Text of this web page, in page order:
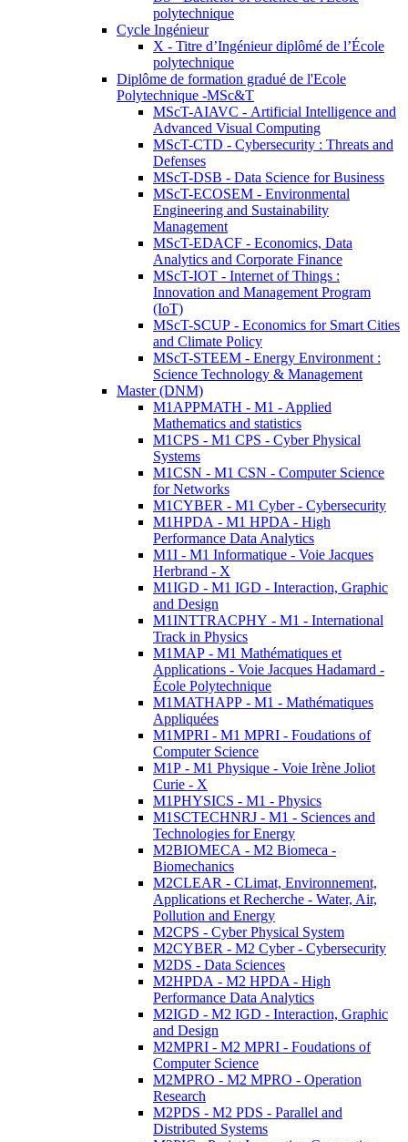
polytechnique
Cycle Ingénieur
X - Titre d’Ingénieur diplômé de l’École
polytechnique
Diplôme de formation gradué de l'Ecole
Polytechnique -MSc&T
MScT-AIAVC - Artificial Intelligence and
Advanced Visual Computing
MScT-CTD - Cybersecurity : Threats and
Defenses
MScT-DSB - Data Science for Business
MScT-ECOSEM - Environmental
Engineering and Sustainability
Management
MScT-EDACF - Economics, Data
Analytics and Corporate Finance
MScT-IOT - Internet of Things :
Innovation and Management Program
(IoT)
MScT-SCUP - Economics for Smart Cities
and Climate Policy
MScT-STEEM - Energy Environment :
Science Technology & Management
Master (DNM)
M1APPMATH - M1 - Applied
Mathematics and statistics
M1CPS - M1 CPS - Cyber Physical
Systems
M1CSN - M1 CSN - Computer Science
for Networks
M1CYBER - M1 Cyber - Cybersecurity
M1HPDA - M1 HPDA - High
Performance Data Analytics
M1I - M1 Informatique - Voie Jacques
Herbrand - X
M1IGD - M1 IGD - Interaction, Graphic
and Design
M1INTTRACPHY - M1 - International
Track in Physics
M1MAP - M1 Mathématiques et
Applications - Voie Jacques Hadamard -
École Polytechnique
M1MATHAPP - M1 - Mathématiques
Appliquées
M1MPRI - M1 MPRI - Foudations of
Computer Science
M1P - M1 Physique - Voie Irène Joliot
Curie - X
M1PHYSICS - M1 - Physics
M1SCTECHNRJ - M1 - Sciences and
Technologies for Energy
M2BIOMECA - M2 Biomeca -
Biomechanics
M2CLEAR - CLimat, Environnement,
Applications et Recherche - Water, Air,
Pollution and Energy
M2CPS - Cyber Physical System
M2CYBER - M2 Cyber - Cybersecurity
M2DS - Data Sciences
M2HPDA - M2 HPDA - High
Performance Data Analytics
M2IGD - M2 IGD - Interaction, Graphic
and Design
M2MPRI - M2 MPRI - Foudations of
Computer Science
M2MPRO - M2 MPRO - Operation
Research
M2PDS - M2 PDS - Parallel and
Distributed Systems